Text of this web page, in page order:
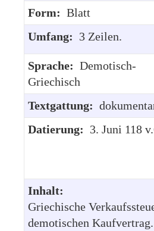
Form: Blatt
Umfang: 3 Zeilen.
Sprache: Demotisch-
Griechisch
Textgattung:
Datierung: 3. Juni 118
Inhalt:
Griechische
demotischen